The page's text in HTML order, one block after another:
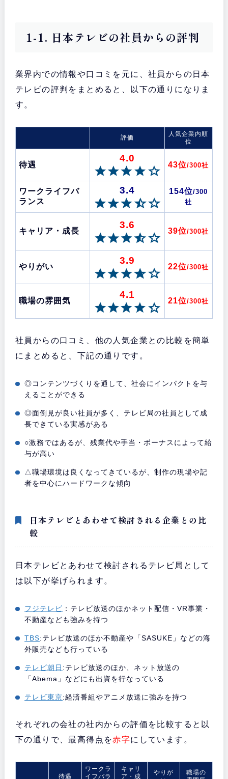
1-1. 日本テレビの社員からの評判
業界内での情報や口コミを元に、社員からの日本
テレビの評判をまとめると、以下の通りになりま
す。
評価
人気企業内順
位
待遇
4.0
43位/300社
ワークライフバ
ランス
3.4 154位/300
社
キャリア・成長
3.6
39位/300社
やりがい
3.9
22位/300社
職場の雰囲気
4.1
21位/300社
社員からの口コミ、他の人気企業との比較を簡単
にまとめると、下記の通りです。
◎コンテンツづくりを通して、社会にインパクトを与
えることができる
◎面倒見が良い社員が多く、テレビ局の社員として成
長できている実感がある
○激務ではあるが、残業代や手当・ボーナスによって給
与が高い
△職場環境は良くなってきているが、制作の現場や記
者を中心にハードワークな傾向
日本テレビとあわせて検討される企業との比
較
日本テレビとあわせて検討されるテレビ局として
は以下が挙げられます。
フジテレビ ：テレビ放送のほかネット配信・VR事業・
不動産なども強みを持つ
TBS:テレビ放送のほか不動産や「SASUKE」などの海
外販売なども行っている
テレビ朝日 :テレビ放送のほか、ネット放送の
「Abema」などにも出資を行なっている
テレビ東京:経済番組やアニメ放送に強みを持つ
それぞれの会社の社内からの評価を比較すると以
下の通りで、最高得点を赤字にしています。
待遇
ワークラ
イフバラ
キャリ
ア・成
やりが
職場の